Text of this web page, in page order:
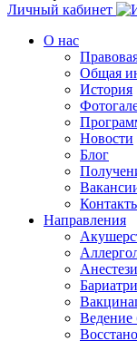
Личный кабинет
О нас
Общая
История
Новости
Блог
Направления
Ведение